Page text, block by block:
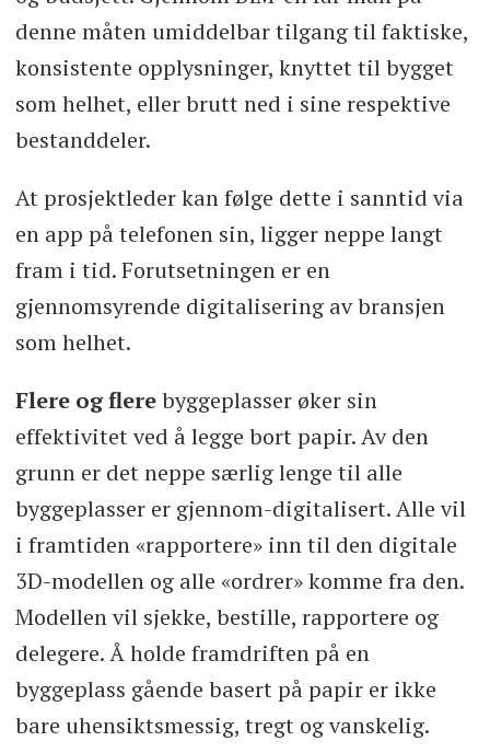
denne måten umiddelbar tilgang til faktiske,
konsistente opplysninger, knyttet til bygget
som helhet, eller brutt ned i sine respektive
bestanddeler.
At prosjektleder kan følge dette i sanntid via
en app på telefonen sin, ligger neppe langt
fram i tid. Forutsetningen er en
gjennomsyrende digitalisering av bransjen
som helhet.
Flere og flerebyggeplasser øker sin
effektivitet ved å legge bort papir. Av den
grunn er det neppe særlig lenge til alle
byggeplasser er gjennom-digitalisert. Alle vil
i framtiden «rapportere» inn til den digitale
3D-modellen og alle «ordrer» komme fra den.
Modellen vil sjekke, bestille, rapportere og
delegere. Å holde framdriften på en
byggeplass gående basert på papir er ikke
bare uhensiktsmessig, tregt og vanskelig.